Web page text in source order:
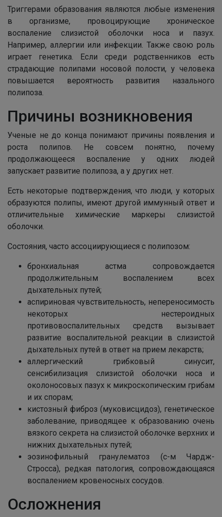
Триггерами образования являются любые изменения
в организме, провоцирующие хроническое
воспаление слизистой оболочки носа и пазух.
Например, аллергии или инфекции. Также свою роль
играет генетика. Если среди родственников есть
страдающие полипами носовой полости, у человека
повышается вероятность развития назального
полипоза.
Причины возникновения
Ученые не до конца понимают причины появления и
роста полипов. Не совсем понятно, почему
продолжающееся воспаление у одних людей
запускает развитие полипоза, а у других нет.
Есть некоторые подтверждения, что люди, у которых
образуются полипы, имеют другой иммунный ответ и
отличительные химические маркеры слизистой
оболочки.
Состояния, часто ассоциирующиеся с полипозом:
бронхиальная астма сопровождается
продолжительным воспалением всех
дыхательных путей;
аспириновая чувствительность, непереносимость
некоторых нестероидных
противовоспалительных средств вызывает
развитие воспалительной реакции в слизистой
дыхательных путей в ответ на прием лекарств;
аллергический грибковый синусит,
сенсибилизация слизистой оболочки носа и
околоносовых пазух к микроскопическим грибам
и их спорам;
кистозный фиброз (муковисцидоз), генетическое
заболевание, приводящее к образованию очень
вязкого секрета на слизистой оболочке верхних и
нижних дыхательных путей;
эозинофильный гранулематоз (с-м Чардж-
Стросса), редкая патология, сопровождающаяся
воспалением кровеносных сосудов.
Осложнения